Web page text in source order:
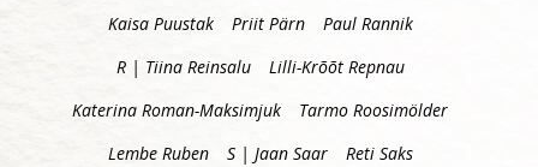
Kaisa Puustak
Priit Pärn
Paul Rannik
R | Tiina Reinsalu
Lilli-Krõõt Repnau
Katerina Roman-Maksimjuk
Tarmo Roosimölder
Lembe Ruben
S | Jaan Saar
Reti Saks